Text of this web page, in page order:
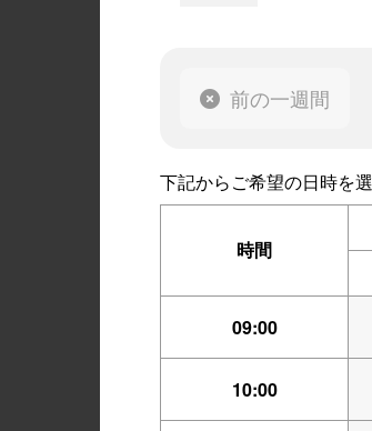
前の一週間
下記からご希望の日時を
時間
09:00
10:00